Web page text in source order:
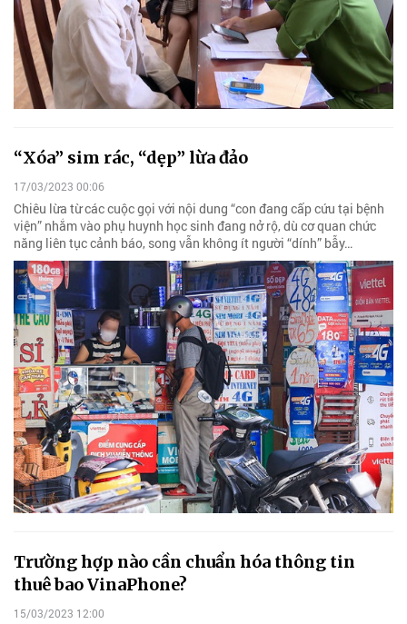
“Xóa” sim rác, “dẹp” lừa đảo
17/03/2023 00:06
Chiêu lừa từ các cuộc gọi với nội dung “con đang cấp cứu tại bệnh
viện” nhắm vào phụ huynh học sinh đang nở rộ, dù cơ quan chức
năng liên tục cảnh báo, song vẫn không ít người “dính” bẫy…
Trường hợp nào cần chuẩn hóa thông tin
thuê bao VinaPhone?
15/03/2023 12:00